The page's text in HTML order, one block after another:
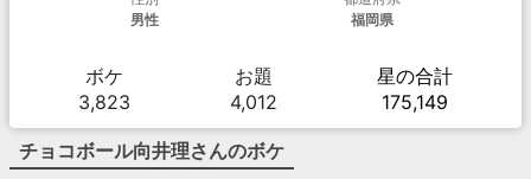
男性
福岡県
ボケ
3,823
お題
4,012
星の合計
175,149
チョコボール向井理さんのボケ